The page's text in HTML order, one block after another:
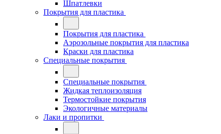
Шпатлевки
Покрытия для пластика
Покрытия для пластика
Аэрозольные покрытия для пластика
Краски для пластика
Специальные покрытия
Специальные покрытия
Жидкая теплоизоляция
Термостойкие покрытия
Экологичные материалы
Лаки и пропитки